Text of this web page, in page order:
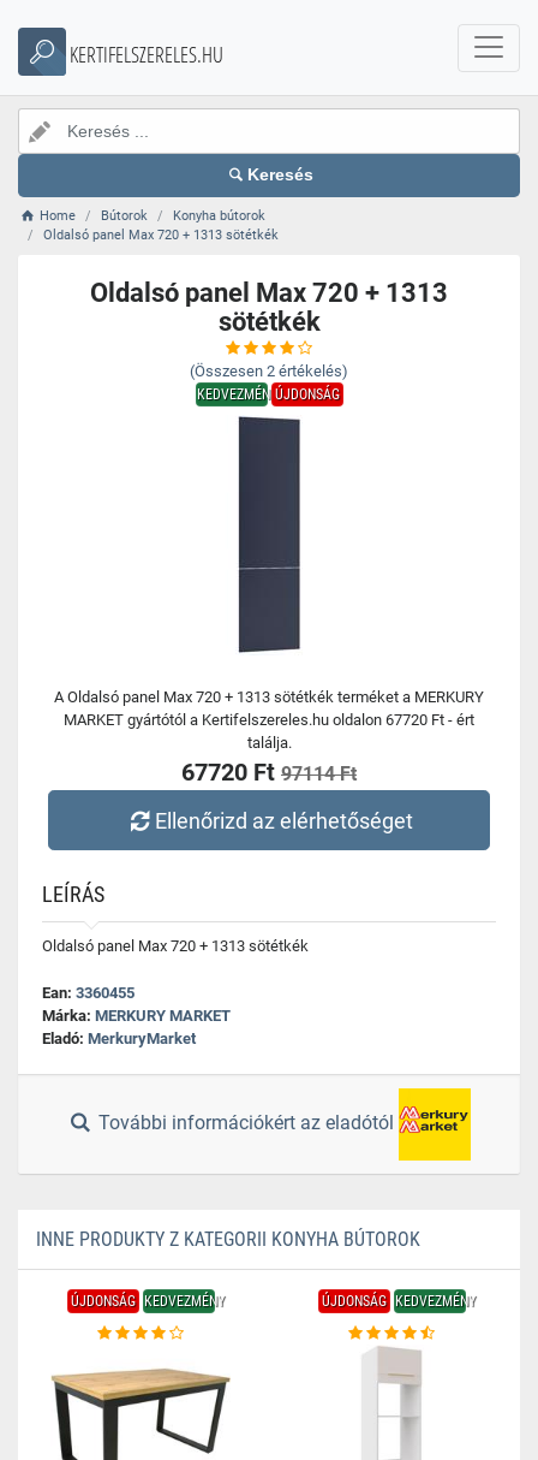
KERTIFELSZERELES.HU
Keresés
Home Bútorok
Konyha bútorok
Oldalsó panel Max 720 + 1313 sötétkék
Oldalsó panel Max 720 + 1313
sötétkék
(Összesen 2 értékelés)
KEDVEZMÉNYÚJDONSÁG
A Oldalsó panel Max 720 + 1313 sötétkék terméket a MERKURY
MARKET gyártótól a Kertifelszereles.hu oldalon 67720 Ft - ért
találja.
67720 Ft 97114 Ft
Ellenőrizd az elérhetőséget
LEÍRÁS
Oldalsó panel Max 720 + 1313 sötétkék
Ean: 3360455
Márka: MERKURY MARKET
Eladó: MerkuryMarket
További információkért az eladótól
INNE PRODUKTY Z KATEGORII KONYHA BÚTOROK
ÚJDONSÁG KEDVEZMÉNY ÚJDONSÁG KEDVEZMÉNY